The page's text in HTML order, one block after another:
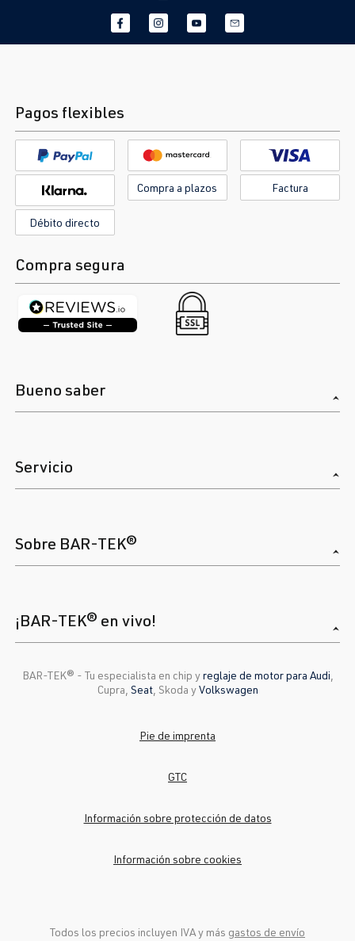
Pagos flexibles
Compra a plazos Factura
Débito directo
Compra segura
Bueno saber
Servicio
Sobre BAR-TEK®
¡BAR-TEK® en vivo!
BAR-TEK®️ - Tu especialista en chip yreglaje de motor para Audi
Cupra, Seat, Skoda yVolkswagen
Todos los precios incluyen IVA y más gastos de envío
Pie de imprenta
GTC
Información sobre protección de datos
Información sobre cookies